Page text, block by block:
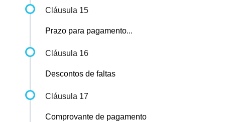
Cláusula 15
Prazo para pagamento...
Cláusula 16
Descontos de faltas
Cláusula 17
Comprovante de pagamento